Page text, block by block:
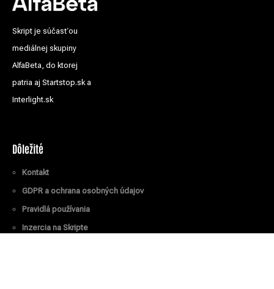
Skript je súčasťou
mediálnej skupiny
AlfaBeta, do ktorej
patria aj Startstop.sk a
Interlight.sk
Dôležité
Kontakt
GDPR a ochrana osobných údajov
Pravidlá používania
Inzercia na Skripte